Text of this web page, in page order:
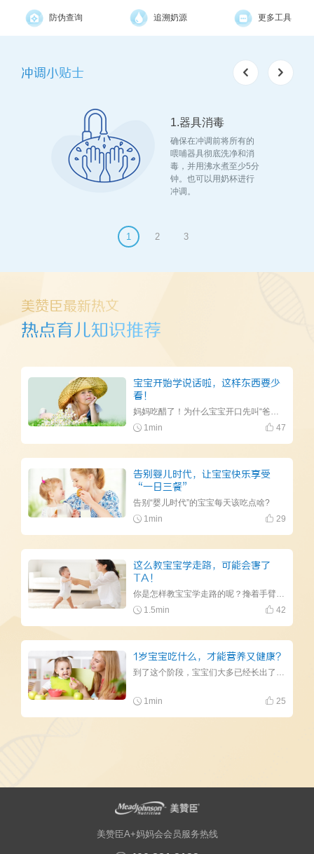
防伪查询 追溯奶源 更多工具
冲调小贴士
1.器具消毒
确保在冲调前将所有的
喂哺器具彻底洗净和消
毒，并用沸水煮至少5分
钟。也可以用奶杯进行
冲调。
1 2 3
美赞臣最新热文
热点育儿知识推荐
宝宝开始学说话啦，这样东西要少
看！
1min
47
告别婴儿时代，让宝宝快乐享受
“一日三餐”
告别“婴儿时代”的宝宝每天该吃点啥?
1min
29
这么教宝宝学走路，可能会害了
TA！
1.5min
42
1岁宝宝吃什么，才能营养又健康？
1min 25
美赞臣A+妈妈会会员服务热线